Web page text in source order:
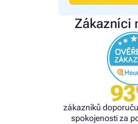
Zákazníci
zákazníků
spokojenosti za